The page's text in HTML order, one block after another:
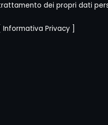
dei propri dati
Informativa Privacy]